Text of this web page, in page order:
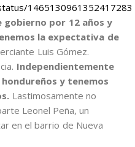
1465130961352417283
gobierno por 12 años y
la expectativa de
Luis Gómez.
Independientemente
y tenemos
Lastimosamente no
Leonel Peña, un
en el barrio de Nueva